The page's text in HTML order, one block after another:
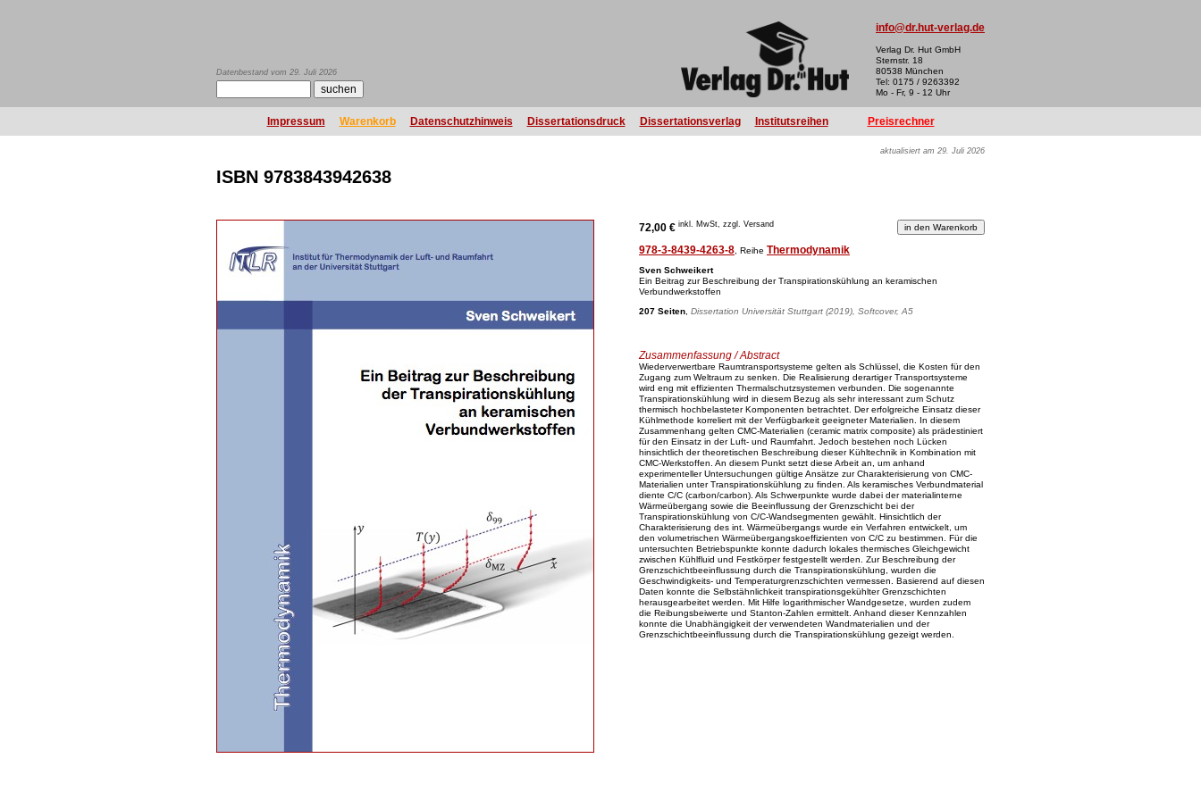
Datenbestand vom 29. Juli 2026
info@dr.hut-verlag.de
Verlag Dr. Hut GmbH
Sternstr. 18
80538 München
Tel: 0175 / 9263392
Mo - Fr, 9 - 12 Uhr
Impressum Warenkorb Datenschutzhinweis Dissertationsdruck Dissertationsverlag Institutsreihen Preisrechner
aktualisiert am 29. Juli 2026
ISBN 9783843942638
72,00 € inkl. MwSt, zzgl. Versand
978-3-8439-4263-8 , Reihe Thermodynamik
Sven Schweikert
Ein Beitrag zur Beschreibung der Transpirationskühlung an keramischen
Verbundwerkstoffen
207 Seiten Dissertation Universität Stuttgart (2019), Softcover, A5
Zusammenfassung / Abstract
Wiederverwertbare Raumtransportsysteme gelten als Schlüssel, die Kosten für den
Zugang zum Weltraum zu senken. Die Realisierung derartiger Transportsysteme
wird eng mit effizienten Thermalschutzsystemen verbunden. Die sogenannte
Transpirationskühlung wird in diesem Bezug als sehr interessant zum Schutz
thermisch hochbelasteter Komponenten betrachtet. Der erfolgreiche Einsatz dieser
Kühlmethode korreliert mit der Verfügbarkeit geeigneter Materialien. In diesem
Zusammenhang gelten CMC-Materialien (ceramic matrix composite) als prädestiniert
für den Einsatz in der Luft- und Raumfahrt. Jedoch bestehen noch Lücken
hinsichtlich der theoretischen Beschreibung dieser Kühltechnik in Kombination mit
CMC-Werkstoffen. An diesem Punkt setzt diese Arbeit an, um anhand
experimenteller Untersuchungen gültige Ansätze zur Charakterisierung von CMC-
Materialien unter Transpirationskühlung zu finden. Als keramisches Verbundmaterial
diente C/C (carbon/carbon). Als Schwerpunkte wurde dabei der materialinterne
Wärmeübergang sowie die Beeinflussung der Grenzschicht bei der
Transpirationskühlung von C/C-Wandsegmenten gewählt. Hinsichtlich der
Charakterisierung des int. Wärmeübergangs wurde ein Verfahren entwickelt, um
den volumetrischen Wärmeübergangskoeffizienten von C/C zu bestimmen. Für die
untersuchten Betriebspunkte konnte dadurch lokales thermisches Gleichgewicht
zwischen Kühlfluid und Festkörper festgestellt werden. Zur Beschreibung der
Grenzschichtbeeinflussung durch die Transpirationskühlung, wurden die
Geschwindigkeits- und Temperaturgrenzschichten vermessen. Basierend auf diesen
Daten konnte die Selbstähnlichkeit transpirationsgekühlter Grenzschichten
herausgearbeitet werden. Mit Hilfe logarithmischer Wandgesetze, wurden zudem
die Reibungsbeiwerte und Stanton-Zahlen ermittelt. Anhand dieser Kennzahlen
konnte die Unabhängigkeit der verwendeten Wandmaterialien und der
Grenzschichtbeeinflussung durch die Transpirationskühlung gezeigt werden.